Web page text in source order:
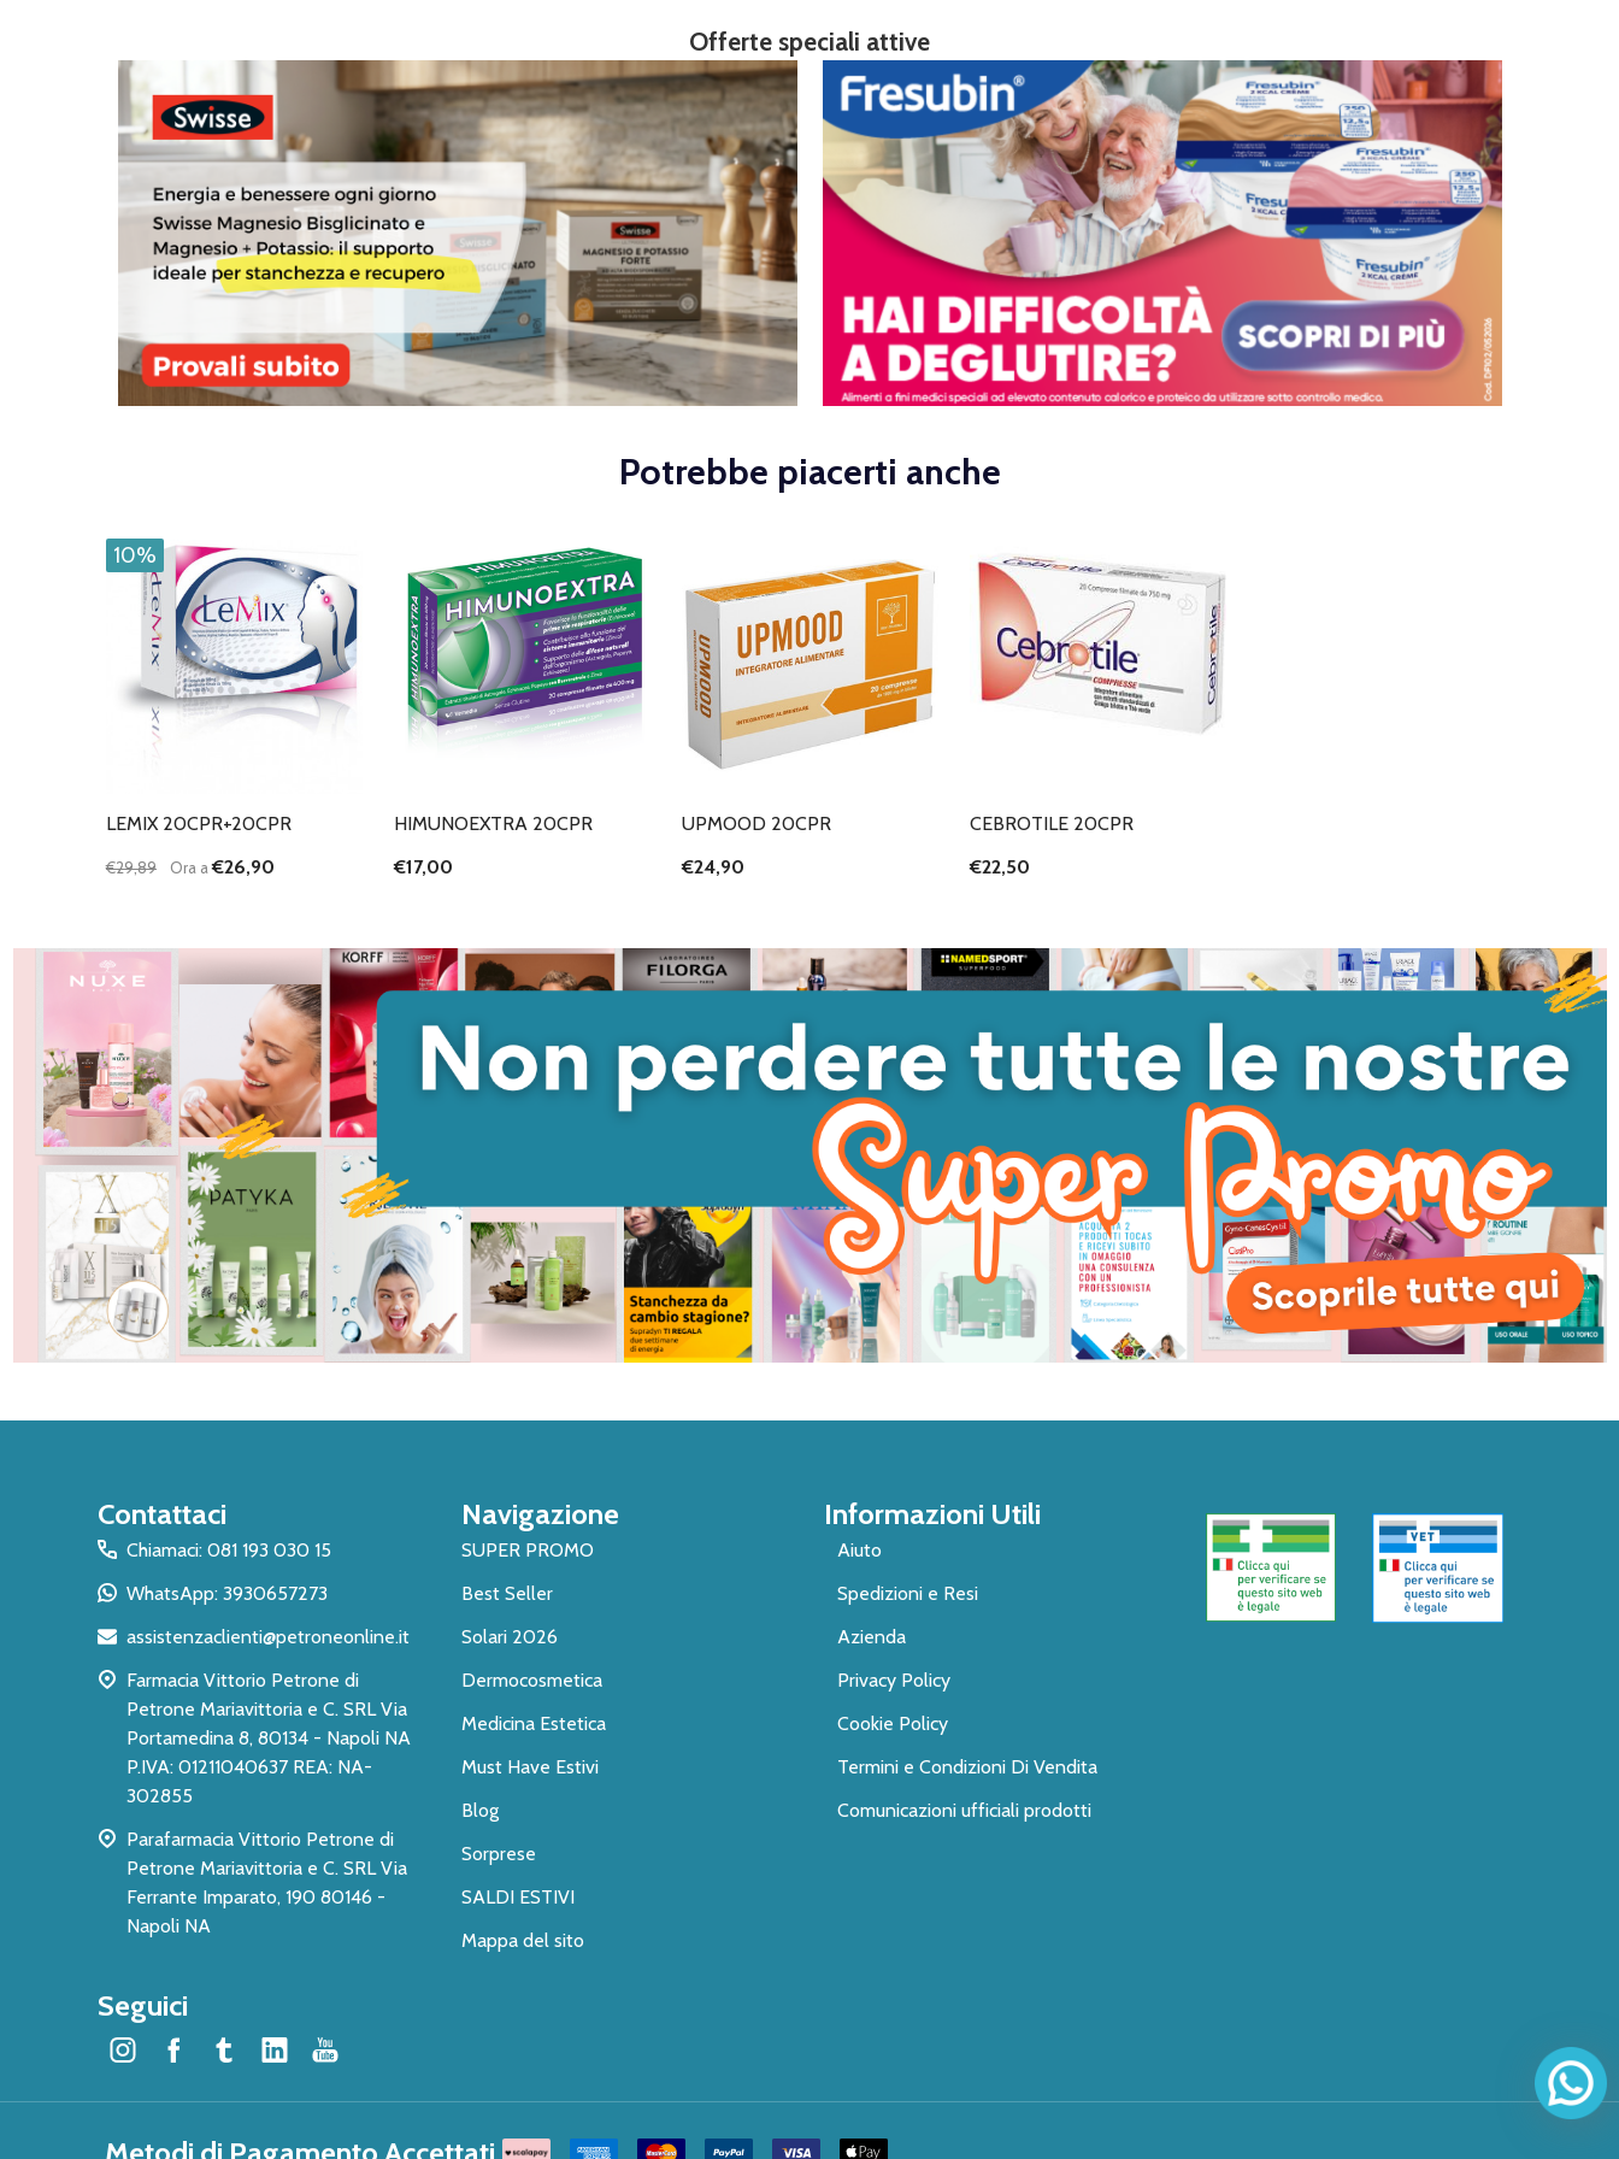
Offerte speciali attive
Potrebbe piacerti anche
10%
LEMIX 20CPR+20CPR
€29,89 Ora a€26,90
HIMUNOEXTRA 20CPR
€17,00
UPMOOD 20CPR
€24,90
CEBROTILE 20CPR
€22,50
Contattaci
Chiamaci: 081 193 030 15
WhatsApp: 3930657273
assistenzaclienti@petroneonline.it
Farmacia Vittorio Petrone di
Petrone Mariavittoria e C. SRL Via
Portamedina 8, 80134 - Napoli NA
P.IVA: 01211040637 REA: NA-
302855
Parafarmacia Vittorio Petrone di
Petrone Mariavittoria e C. SRL Via
Ferrante Imparato, 190 80146 -
Napoli NA
Seguici
Navigazione
SUPER PROMO
Best Seller
Solari 2026
Dermocosmetica
Medicina Estetica
Must Have Estivi
Blog
Sorprese
SALDI ESTIVI
Mappa del sito
Informazioni Utili
Aiuto
Spedizioni e Resi
Azienda
Privacy Policy
Cookie Policy
Termini e Condizioni Di Vendita
Comunicazioni ufficiali prodotti